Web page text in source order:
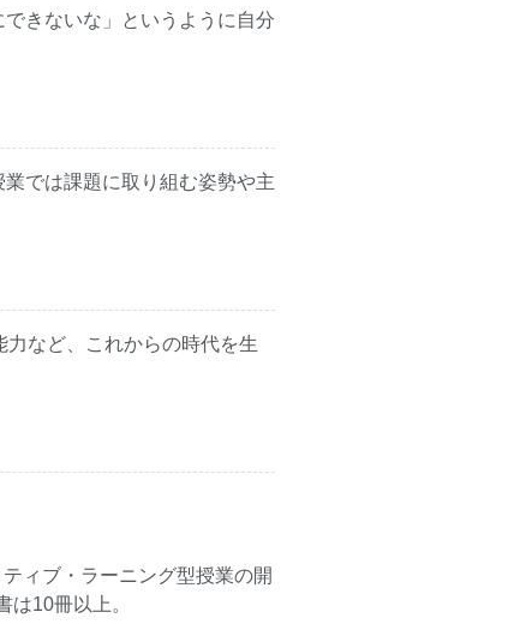
きないな」というように自分
では課題に取り組む姿勢や主
など、これからの時代を生
ィブ・ラーニング型授業の開
10冊以上。